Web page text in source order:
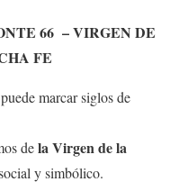
66 – VIRGEN DE
FE
marcar siglos de
dela Virgen de la
y simbólico.